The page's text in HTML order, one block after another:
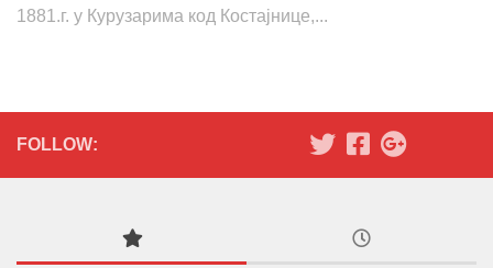
1881.г. у Курузарима код Костајнице,...
FOLLOW: